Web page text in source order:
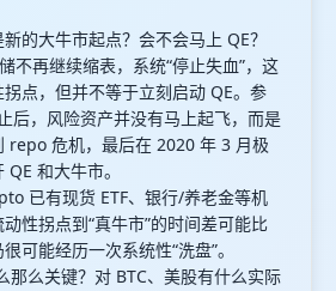
的大牛市起点？会不会马上 QE？
不再继续缩表，系统“停止失血”，这
点，但并不等于立刻启动 QE。参
后，风险资产并没有马上起飞，而是
repo 危机，最后在 2020 年 3 月极
和大牛市。
已有现货 ETF、银行/养老金等机
性拐点到“真牛市”的时间差可能比
可能经历一次系统性“洗盘”。
那么关键？对 BTC、美股有什么实际